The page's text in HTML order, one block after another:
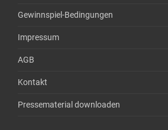
Gewinnspiel-Bedingungen
Impressum
AGB
Kontakt
Pressematerial downloaden